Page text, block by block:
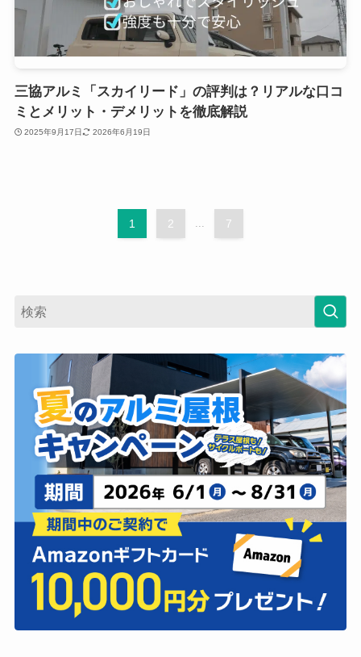
三協アルミ「スカイリード」の評判は？リアルな口コ
ミとメリット・デメリットを徹底解説
2025年9月17日 2026年6月19日
1 2 ... 7